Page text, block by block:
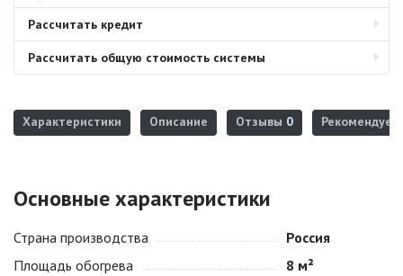
Рассчитать кредит
Рассчитать общую стоимость системы
Характеристики Описание Отзывы 0 Рекомендуем
Основные характеристики
Страна производства
Россия
Площадь обогрева
8 м²